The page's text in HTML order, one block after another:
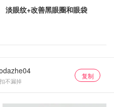
淡眼纹+改善黑眼圈和眼袋
不漏掉
复制